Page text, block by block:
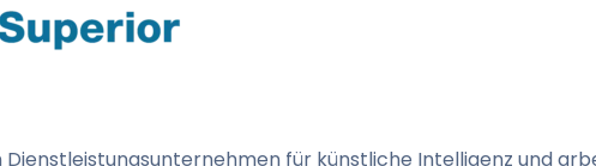
Dienstleistungsunternehmen für künstliche Intelligenz und